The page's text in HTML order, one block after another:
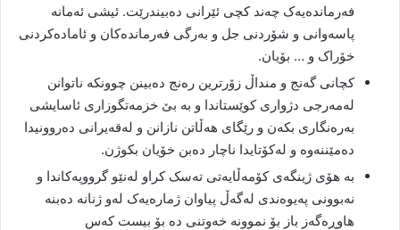
فەرماندەیەک چەند کچی ئێرانی دەبیندرێت. ئیشی ئەمانە
پاسەوانی و شۆردنی جل و بەرگی فەرماندەکان و ئامادەکردنی
خۆراک و … بۆیان.
کچانی گەنج و منداڵ زۆرترین رەنج دەبینن چوونکە ناتوانن
لەمەرجی دژواری کوێستاندا و بە بێ خزمەتگوزاری ئاسایشی
بەرەنگاری بکەن و رێگای هەڵاتن نازانن و لەقەیرانی دەروونیدا
دەمێننەوە و لەکۆتایدا ناچار دەبن خۆیان بکوژن.
بە هۆی ژینگەی کۆمەڵایەتی تەسک کراو لەنێو گرووپەکاندا و
نەبوونی پەیوەندی لەگەڵ پیاوان ژمارەیەک لەو ژنانە دەبنە
هاوڕەگەز باز بۆ نموونە خەوتنی دە بۆ بیست کەس